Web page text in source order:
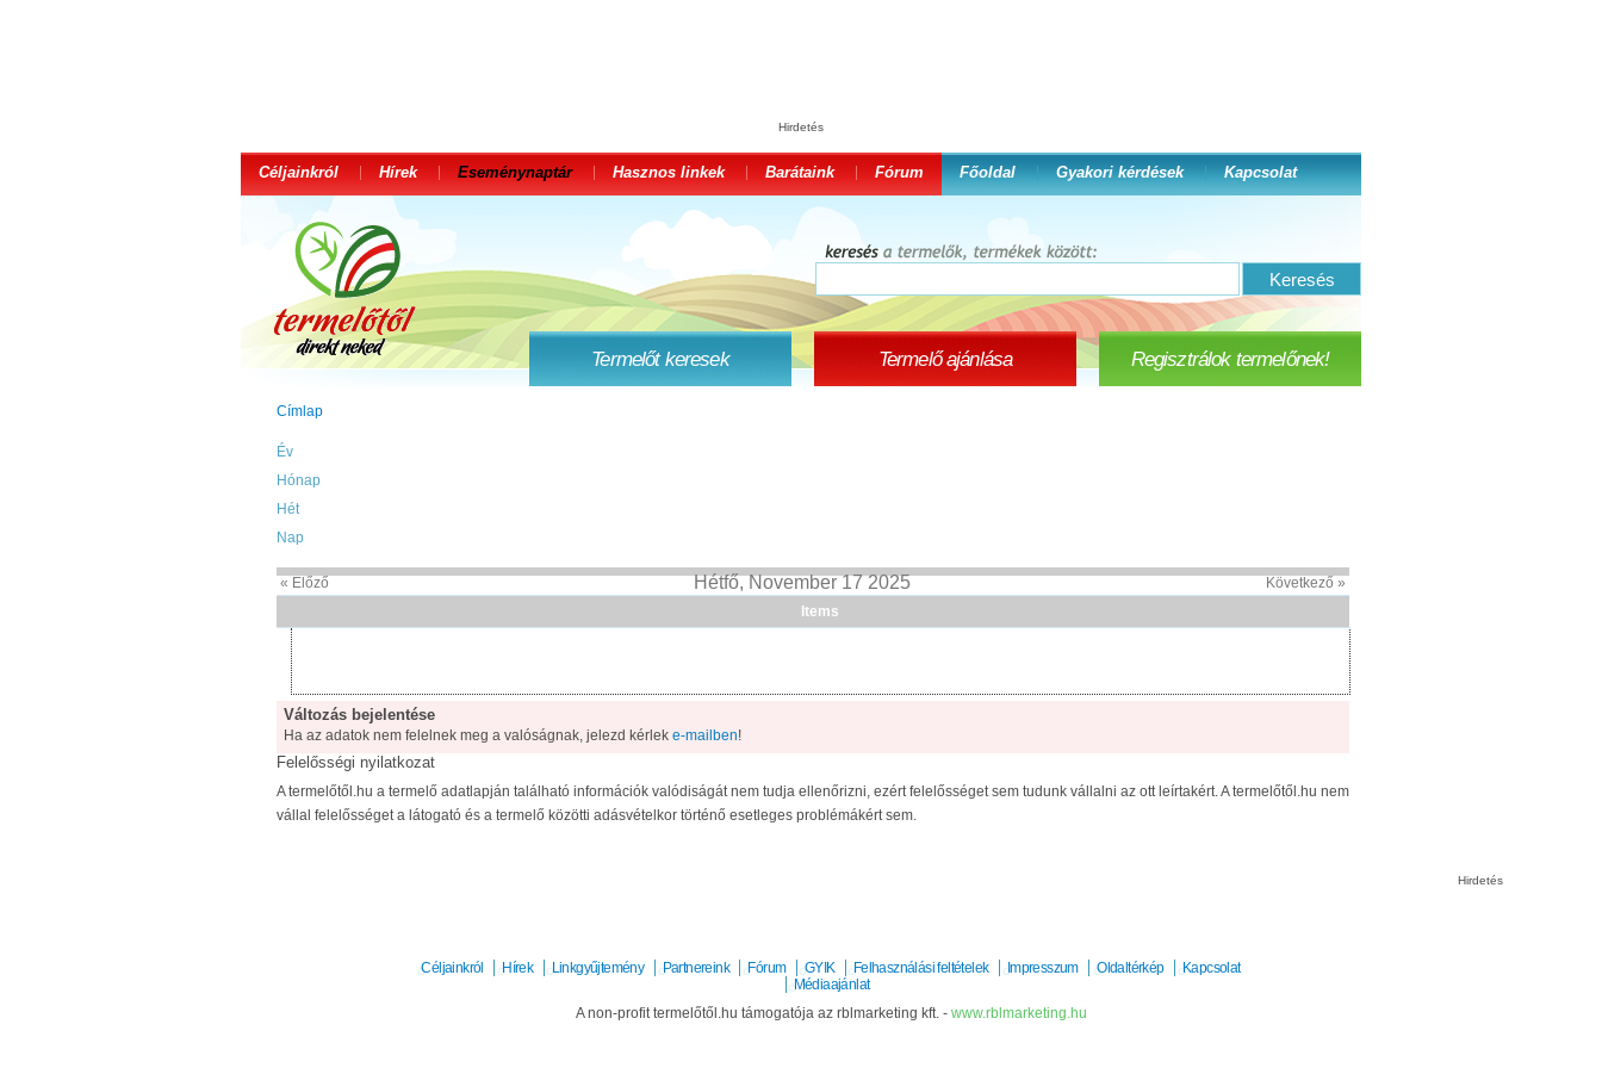
Hirdetés
Céljainkról Hírek Eseménynaptár Hasznos linkek Barátaink Fórum Főoldal Gyakori kérdések Kapcsolat
Regisztrálok termelőnek!
Termelő ajánlása
Termelőt keresek
Hirdetés
Címlap
Év
Hónap
Hét
Nap
« Előző Hétfő, November 17 2025
Következő »
Items
Változás bejelentése
Ha az adatok nem felelnek meg a valóságnak, jelezd kérlek e-mailben!
Felelősségi nyilatkozat
A termelőtől.hu a termelő adatlapján található információk valódiságát nem tudja ellenőrizni, ezért felelősséget sem tudunk vállalni az ott leírtakért. A termelőtől.hu nem
vállal felelősséget a látogató és a termelő közötti adásvételkor történő esetleges problémákért sem.
Céljainkról Hírek Linkgyűjtemény Partnereink Fórum GYIK Felhasználási feltételek Impresszum Oldaltérkép
Kapcsolat
Médiaajánlat
A non-profit termelőtől.hu támogatója az rblmarketing kft. - www.rblmarketing.hu